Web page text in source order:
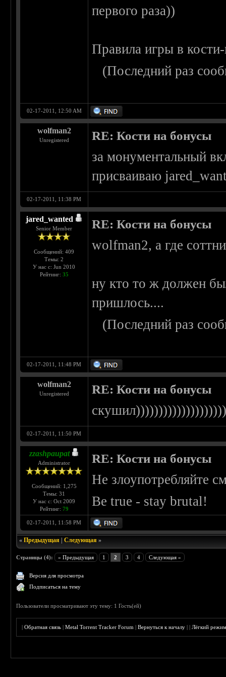
первого раза))
Правила игры в
(Последний раз
02-17-2011, 12:50 AM
wolfman2
Unregistered RE: Кости на бонусы
за монументальный
присваиваю
02-17-2011, 11:38 PM
jared_wanted
Senior Member
Сообщений: 409
Темы: 2
У нас с: Jun 2010
Рейтинг: 35
RE: Кости на бонусы
wolfman2, а где
ну кто то ж должен
пришлось....
(Последний раз
02-17-2011, 11:48 PM
wolfman2
Unregistered RE: Кости на бонусы
02-17-2011, 11:50 PM
zzashpaupat
Administrator
Сообщений: 1,275
Темы: 31
У нас с: Oct 2009
Рейтинг: 79
RE: Кости на бонусы
Не злоупотребляйте
Be true - stay brutal!
02-17-2011, 11:58 PM
«Предыдущая |Следующая »
Страницы (4): « Предыдущая 1 2 3 4 Следующая »
Версия для просмотра
Подписаться на тему
Пользователи просматривают эту тему: 1 Гость(ей)
|Обратная связь |Metal Torrent Tracker Forum |Вернуться к началу ||Лёгкий